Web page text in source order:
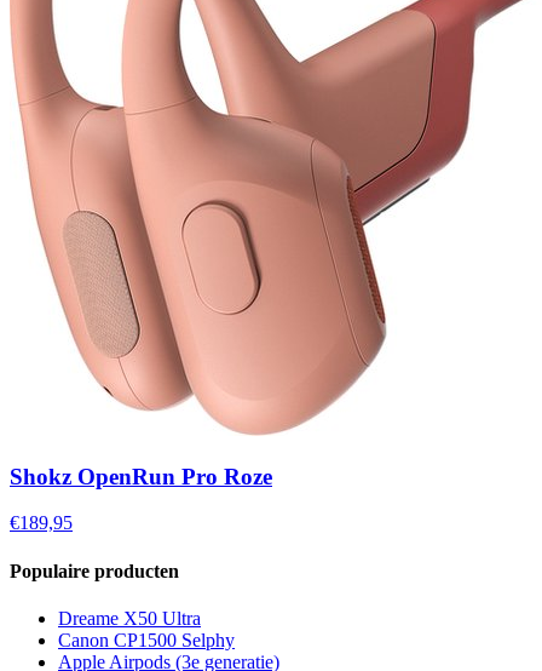
Shokz OpenRun Pro Roze
€189,95
Populaire producten
Dreame X50 Ultra
Canon CP1500 Selphy
Apple Airpods (3e generatie)